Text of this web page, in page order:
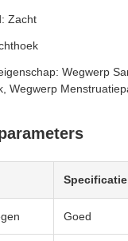
Zacht
Wegwerp
Wegwerp
Specificatie
Goed